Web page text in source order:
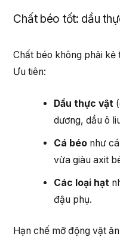
Chất béo tốt: dầu
Chất béo không phải kẻ
Ưu tiên:
Dầu thực vật
dương, dầu ô
Cá béonhư
vừa giàu axit
Các loại hạt
đậu phụ.
Hạn chế mỡ động vật